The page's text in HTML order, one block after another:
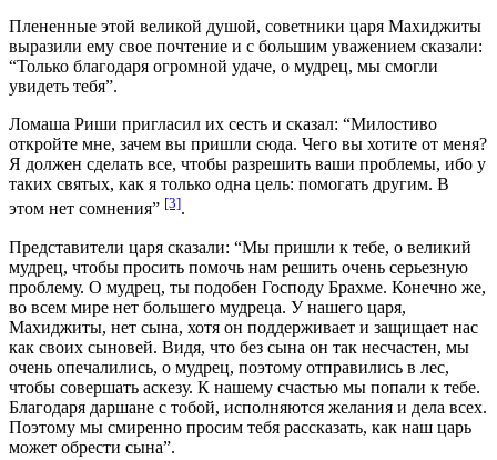
Плененные этой великой душой, советники царя Махиджиты
выразили ему свое почтение и с большим уважением сказали:
“Только благодаря огромной удаче, о мудрец, мы смогли
увидеть тебя”.
Ломаша Риши пригласил их сесть и сказал: “Милостиво
откройте мне, зачем вы пришли сюда. Чего вы хотите от меня?
Я должен сделать все, чтобы разрешить ваши проблемы, ибо у
таких святых, как я только одна цель: помогать другим. В
этом нет сомнения” [3].
Представители царя сказали: “Мы пришли к тебе, о великий
мудрец, чтобы просить помочь нам решить очень серьезную
проблему. О мудрец, ты подобен Господу Брахме. Конечно же,
во всем мире нет большего мудреца. У нашего царя,
Махиджиты, нет сына, хотя он поддерживает и защищает нас
как своих сыновей. Видя, что без сына он так несчастен, мы
очень опечалились, о мудрец, поэтому отправились в лес,
чтобы совершать аскезу. К нашему счастью мы попали к тебе.
Благодаря даршане с тобой, исполняются желания и дела всех.
Поэтому мы смиренно просим тебя рассказать, как наш царь
может обрести сына”.